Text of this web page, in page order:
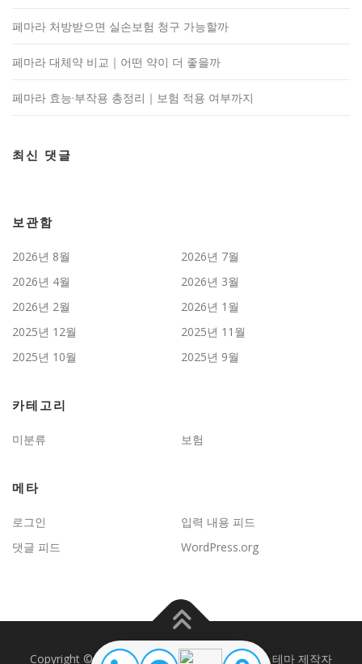
페마라 처방받으면 실손보험 청구 가능할까
페마라 대체약 비교｜어떤 약이 더 좋을까
페마라 효능·부작용 총정리｜보험 적용 여부까지
최신 댓글
보관함
2026년 8월
2026년 7월
2026년 4월
2026년 3월
2026년 2월
2026년 1월
2025년 12월
2025년 11월
2025년 10월
2025년 9월
카테고리
미분류 보험
메타
로그인
입력 내용 피드
댓글 피드
WordPress.org
Copyright © 2026 JD보험문제연구 OnePress테마 제작자